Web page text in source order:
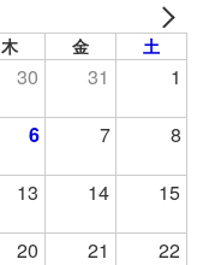
木 金 土
30 31 1
6 7 8
13 14 15
20 21 22